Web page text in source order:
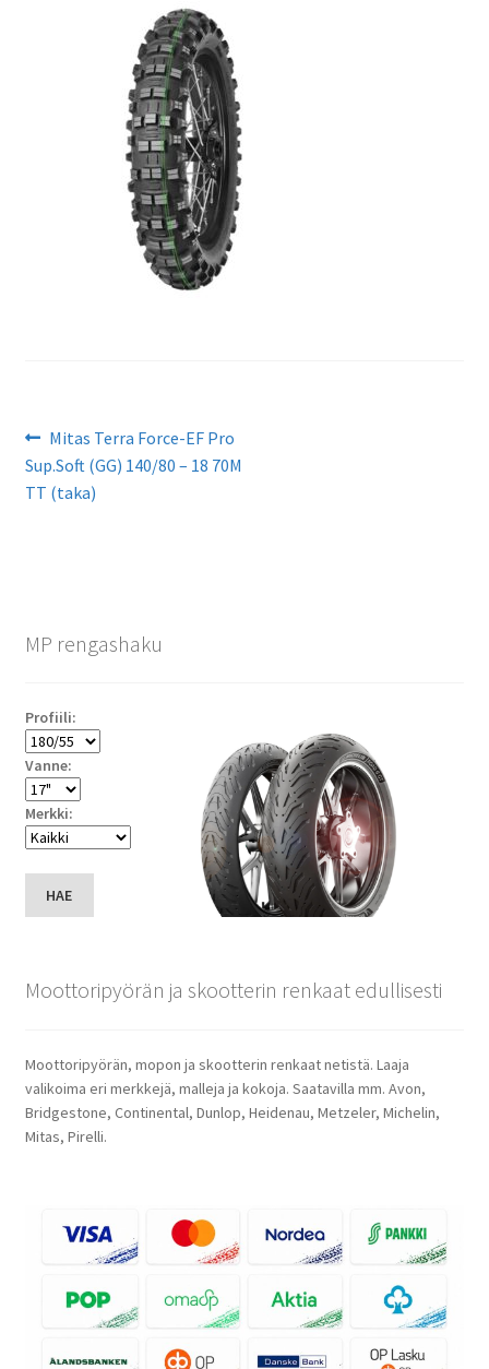
Artikkelien
selaus
Edellinen
artikkeli
Mitas Terra Force-EF Pro
Sup.Soft (GG) 140/80 – 18 70M
TT (taka)
MP rengashaku
Profiili:
Vanne:
Merkki:
HAE
Moottoripyörän ja skootterin renkaat edullisesti
Moottoripyörän, mopon ja skootterin renkaat netistä. Laaja
valikoima eri merkkejä, malleja ja kokoja. Saatavilla mm. Avon,
Bridgestone, Continental, Dunlop, Heidenau, Metzeler, Michelin,
Mitas, Pirelli.